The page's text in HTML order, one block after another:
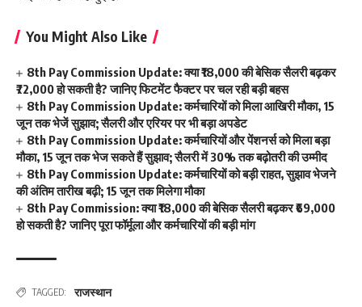
You Might Also Like
8th Pay Commission Update: क्या ₹18,000 की बेसिक सैलरी बढ़कर
₹72,000 हो सकती है? जानिए फिटमेंट फैक्टर पर चल रही बड़ी बहस
8th Pay Commission Update: कर्मचारियों को मिला आखिरी मौका, 15
जून तक भेजें सुझाव; सैलरी और एरियर पर भी बड़ा अपडेट
8th Pay Commission Update: कर्मचारियों और पेंशनर्स को मिला बड़ा
मौका, 15 जून तक भेज सकते हैं सुझाव; सैलरी में 30% तक बढ़ोतरी की उम्मीद
8th Pay Commission Update: कर्मचारियों को बड़ी राहत, सुझाव भेजने
की अंतिम तारीख बढ़ी; 15 जून तक मिलेगा मौका
8th Pay Commission: क्या ₹18,000 की बेसिक सैलरी बढ़कर ₹69,000
हो सकती है? जानिए पूरा फॉर्मूला और कर्मचारियों की बड़ी मांग
TAGGED: राजस्थान